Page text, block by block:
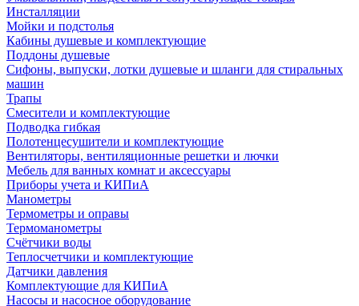
Инсталляции
Мойки и подстолья
Кабины душевые и комплектующие
Поддоны душевые
Сифоны, выпуски, лотки душевые и шланги для стиральных
машин
Трапы
Смесители и комплектующие
Подводка гибкая
Полотенцесушители и комплектующие
Вентиляторы, вентиляционные решетки и лючки
Мебель для ванных комнат и аксессуары
Приборы учета и КИПиА
Манометры
Термометры и оправы
Термоманометры
Счётчики воды
Теплосчетчики и комплектующие
Датчики давления
Комплектующие для КИПиА
Насосы и насосное оборудование